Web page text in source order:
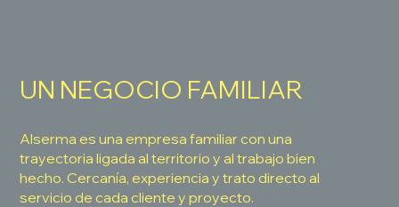
UN NEGOCIO FAMILIAR
Alserma es una empresa familiar con una
trayectoria ligada al territorio y al trabajo bien
hecho. Cercanía, experiencia y trato directo al
servicio de cada cliente y proyecto.